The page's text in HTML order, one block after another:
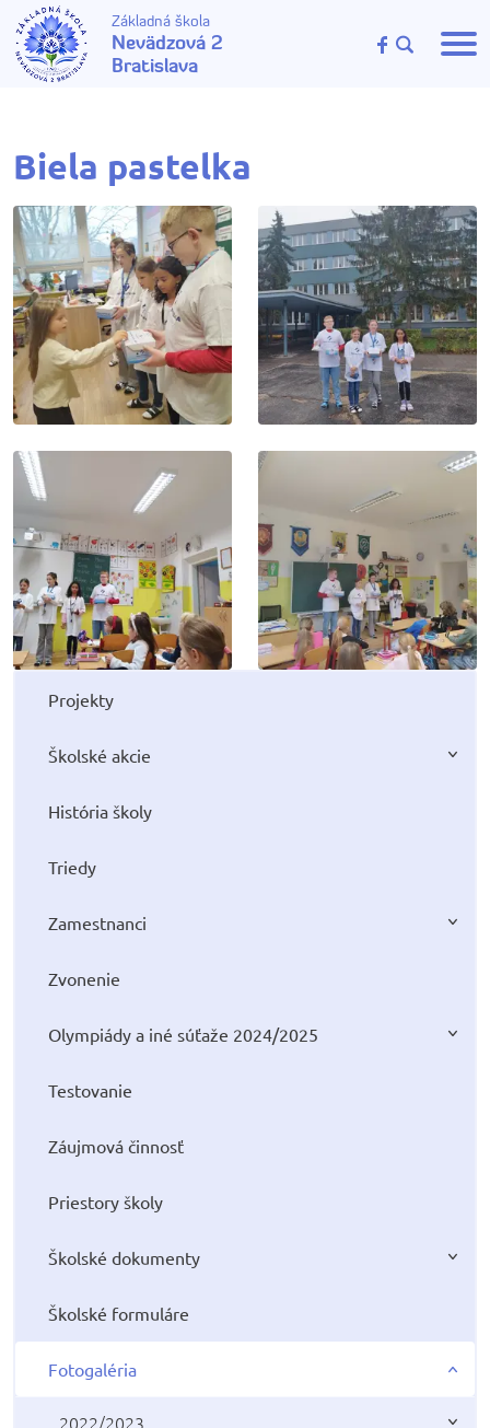
Základná škola
Nevädzová 2
Bratislava
Biela pastelka
Projekty
Školské akcie
História školy
Triedy
Zamestnanci
Zvonenie
Olympiády a iné súťaže 2024/2025
Testovanie
Záujmová činnosť
Priestory školy
Školské dokumenty
Školské formuláre
Fotogaléria
2022/2023